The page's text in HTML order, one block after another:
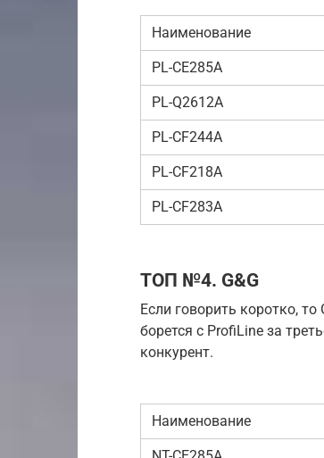
Наименование
PL-CE285A
PL-Q2612A
PL-CF244A
PL-CF218A
PL-CF283A
ТОП №4. G&G
Если говорить коротко,
борется с ProfiLine за
конкурент.
Наименование